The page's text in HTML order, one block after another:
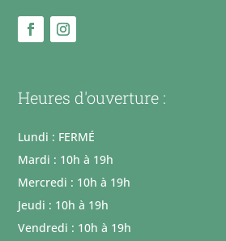
Heures d'ouverture :
Lundi : FERMÉ
Mardi : 10h à 19h
Mercredi : 10h à 19h
Jeudi : 10h à 19h
Vendredi : 10h à 19h